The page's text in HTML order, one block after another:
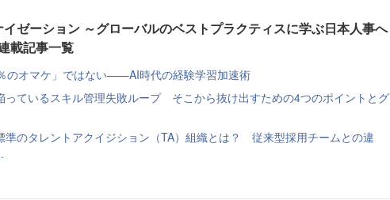
ゼーション ～グローバルのベストプラクティスに学ぶ日本人事へ
載記事一覧
のオマケ」ではない——AI時代の経験学習加速術
っているスキル管理失敗ループ そこから抜け出すための4つのポイントとグ
準のタレントアクイジション（TA）組織とは？ 従来型採用チームとの違